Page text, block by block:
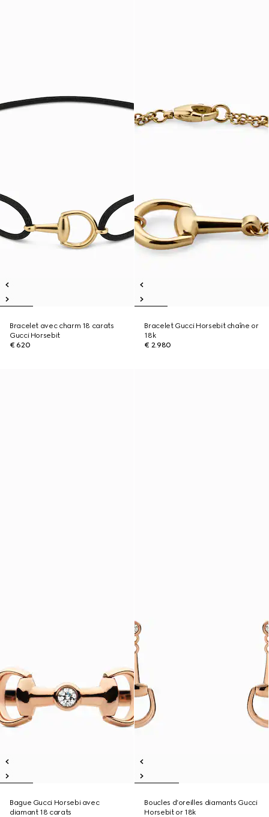
Bracelet avec charm 18 carats
Gucci Horsebit
€ 620
Bracelet Gucci Horsebit chaîne or
18k
€ 2.980
Bague Gucci Horsebi avec
diamant 18 carats
Boucles d’oreilles diamants Gucci
Horsebit or 18k